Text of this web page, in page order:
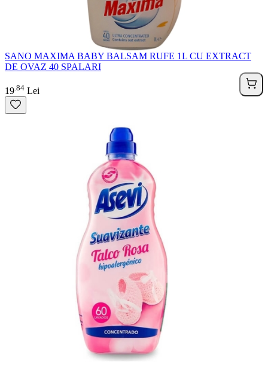
SANO MAXIMA BABY BALSAM RUFE 1L CU EXTRACT
DE OVAZ 40 SPALARI
19 84 Lei